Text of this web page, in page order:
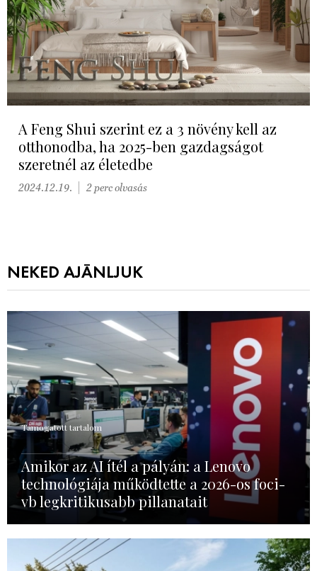
A Feng Shui szerint ez a 3 növény kell az
otthonodba, ha 2025-ben gazdagságot
szeretnél az életedbe
2024.12.19. 2 perc olvasás
NEKED AJÁNLJUK
Támogatott tartalom
Amikor az AI ítél a pályán: a Lenovo
technológiája működtette a 2026-os foci-
vb legkritikusabb pillanatait